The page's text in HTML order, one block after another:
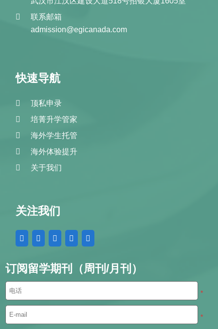
联系邮箱
admission@egicanada.com
快速导航
顶私申录
培菁升学管家
海外学生托管
海外体验提升
关于我们
关注我们
订阅留学期刊（周刊/月刊）
*
*